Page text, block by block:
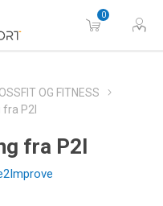
0
OG FITNESS
P2I
fra P2I